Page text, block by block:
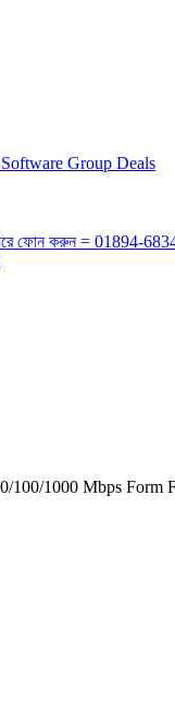
Software Group Deals
ফোন করুন = 01894-
100/1000 Mbps Form